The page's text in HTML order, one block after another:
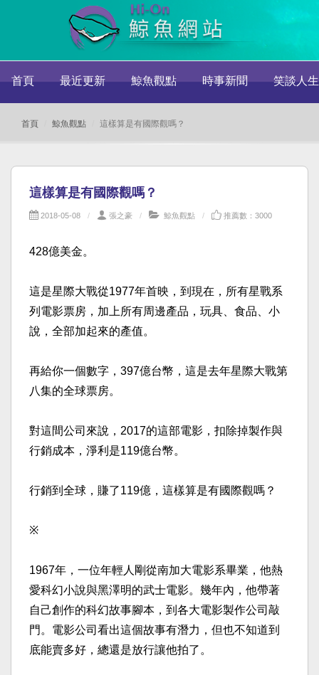
首頁 最近更新 鯨魚觀點 時事新聞 笑談人生
首頁 鯨魚觀點 這樣算是有國際觀嗎？
這樣算是有國際觀嗎？
2018-05-08 張之豪 鯨魚觀點 推薦數：3000
428億美金。
這是星際大戰從1977年首映，到現在，所有星戰系
列電影票房，加上所有周邊產品，玩具、食品、小
說，全部加起來的產值。
再給你一個數字，397億台幣，這是去年星際大戰第
八集的全球票房。
對這間公司來說，2017的這部電影，扣除掉製作與
行銷成本，淨利是119億台幣。
行銷到全球，賺了119億，這樣算是有國際觀嗎？
※
1967年，一位年輕人剛從南加大電影系畢業，他熱
愛科幻小說與黑澤明的武士電影。幾年內，他帶著
自己創作的科幻故事腳本，到各大電影製作公司敲
門。電影公司看出這個故事有潛力，但也不知道到
底能賣多好，總還是放行讓他拍了。